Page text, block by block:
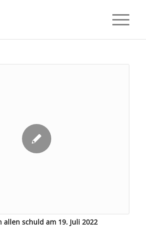
allen schuld am 19. Juli 2022